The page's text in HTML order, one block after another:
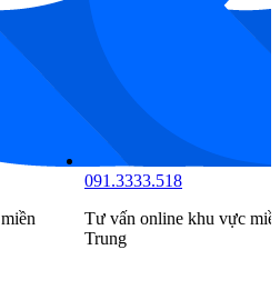
miền
091.3333.518
Tư vấn online khu vực
Trung